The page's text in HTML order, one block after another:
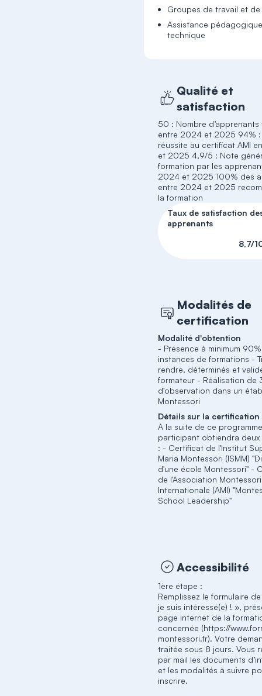
Groupes de travail et
Assistance
technique
Qualité et
satisfaction
50 : Nombre d’apprenants
entre 2024 et 2025 94% :
réussite au certificat AMI
et 2025 4,9/5 : Note
formation par les
2024 et 2025 100% des
entre 2024 et 2025
la formation
Taux de satisfaction
apprenants
8,7/
Modalités de
certification
Modalité d'obtention
- Présence à minimum
instances de formations -
rendre, déterminés et
formateur - Réalisation de
d'observation dans un
Montessori
Détails sur la certification
À la suite de ce
participant obtiendra
: - Certificat de l'Institut
Maria Montessori (ISMM)
d'une école Montessori" -
de l'Association Montessori
Internationale (AMI)
School Leadership"
Accessibilité
1ère étape :
Remplissez le formulaire
je suis intéressé(e) ! »,
page internet de la
concernée (https://
montessori.fr). Votre
traitée sous 8 jours. Vous
par mail les documents
et les modalités à suivre
inscrire.